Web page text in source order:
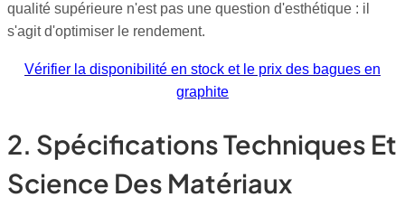
qualité supérieure n'est pas une question d'esthétique : il
s'agit d'optimiser le rendement.
Vérifier la disponibilité en stock et le prix des bagues en
graphite
2. Spécifications Techniques Et
Science Des Matériaux